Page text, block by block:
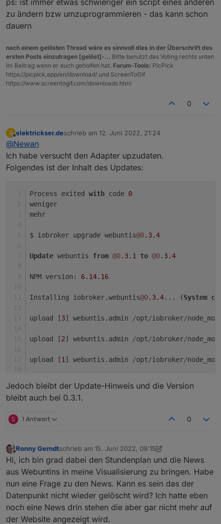
ps: ist immer etwas schwieriger ein script eines anderen
zu ändern bzw umzuprogrammieren - das kann schon
dauern
nach einem gelösten Thread wäre es sinnvoll dies in der Überschrift des
ersten Posts einzutragen [gelöst]-... Bitte benutzt das Voting rechts unten
im Beitrag wenn er euch geholfen hat. Forum-Tools: PicPick
https://picpick.app/en/download/ und ScreenToGif
https://www.screentogif.com/downloads.html
0
E
Offline
elektrickser.deschrieb am 12. Juni 2022, 21:24
zuletzt editiert von
@Newan
Ich habe versucht den Adapter upzudaten.
Folgendes ist der Inhalt des Updates:
Process exited with code 0
weniger
mehr
$ iobroker upgrade webuntis@0.3.4
Update webuntis from @0.3.1 to @0.3.4
NPM version: 6.14.16
Installing iobroker.webuntis@0.3.4... (System
upload [3] webuntis.admin /opt/iobroker/
upload [2] webuntis.admin /opt/iobroker/
upload [1] webuntis.admin /opt/iobroker/
Process exited
Jedoch bleibt der Update-Hinweis und die Version
bleibt auch bei 0.3.1.
S 1 Antwort 0
Offline
Ronny Gerndtschrieb am 15. Juni 2022, 09:15
zuletzt editiert von Ronny Gerndt
Hi, ich bin grad dabei den Stundenplan und die News
aus Webuntins in meine Visualisierung zu bringen. Habe
nun eine Frage zu den News. Kann es sein das der
Datenpunkt nicht wieder gelöscht wird? Ich hatte eben
noch eine News drin stehen die aber gar nicht mehr auf
der Website angezeigt wird.